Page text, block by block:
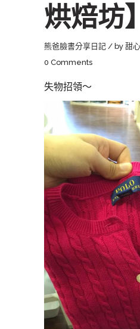
烘焙坊】
熊爸臉書分享日記 by 甜
0 Comments
失物招領～